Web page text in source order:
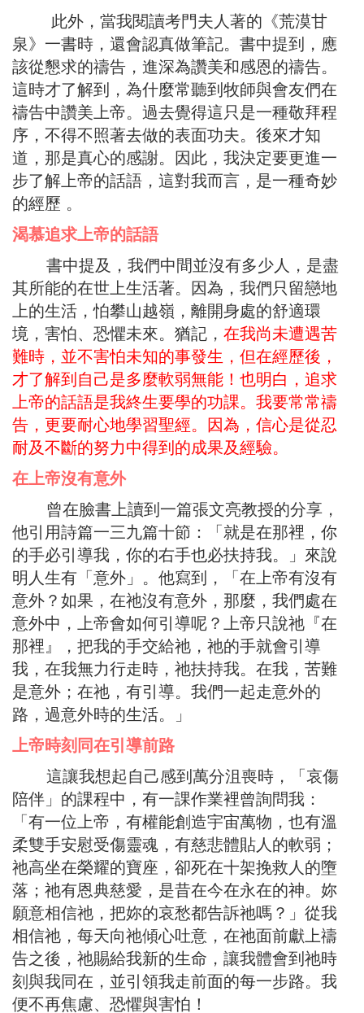
此外，當我閱讀考門夫人著的《荒漠甘
泉》一書時，還會認真做筆記。書中提到，應
該從懇求的禱告，進深為讚美和感恩的禱告。
這時才了解到，為什麼常聽到牧師與會友們在
禱告中讚美上帝。過去覺得這只是一種敬拜程
序，不得不照著去做的表面功夫。後來才知
道，那是真心的感謝。因此，我決定要更進一
步了解上帝的話語，這對我而言，是一種奇妙
的經歷 。
渴慕追求上帝的話語
書中提及，我們中間並沒有多少人，是盡
其所能的在世上生活著。因為，我們只留戀地
上的生活，怕攀山越嶺，離開身處的舒適環
境，害怕、恐懼未來。猶記， 在我尚未遭遇苦
難時，並不害怕未知的事發生，但在經歷後，
才了解到自己是多麼軟弱無能！也明白，追求
上帝的話語是我終生要學的功課。我要常常禱
告，更要耐心地學習聖經。因為，信心是從忍
耐及不斷的努力中得到的成果及經驗。
在上帝沒有意外
曾在臉書上讀到一篇張文亮教授的分享，
他引用詩篇一三九篇十節：「就是在那裡，你
的手必引導我，你的右手也必扶持我。」來說
明人生有「意外」。他寫到，「在上帝有沒有
意外？如果，在祂沒有意外，那麼，我們處在
意外中，上帝會如何引導呢？上帝只說祂『在
那裡』，把我的手交給祂，祂的手就會引導
我，在我無力行走時，祂扶持我。在我，苦難
是意外；在祂，有引導。我們一起走意外的
路，過意外時的生活。」
上帝時刻同在引導前路
這讓我想起自己感到萬分沮喪時，「哀傷
陪伴」的課程中，有一課作業裡曾詢問我：
「有一位上帝，有權能創造宇宙萬物，也有溫
柔雙手安慰受傷靈魂，有慈悲體貼人的軟弱；
祂高坐在榮耀的寶座，卻死在十架挽救人的墮
落；祂有恩典慈愛，是昔在今在永在的神。妳
願意相信祂，把妳的哀愁都告訴祂嗎？」從我
相信祂，每天向祂傾心吐意，在祂面前獻上禱
告之後，祂賜給我新的生命，讓我體會到祂時
刻與我同在，並引領我走前面的每一步路。我
便不再焦慮、恐懼與害怕！